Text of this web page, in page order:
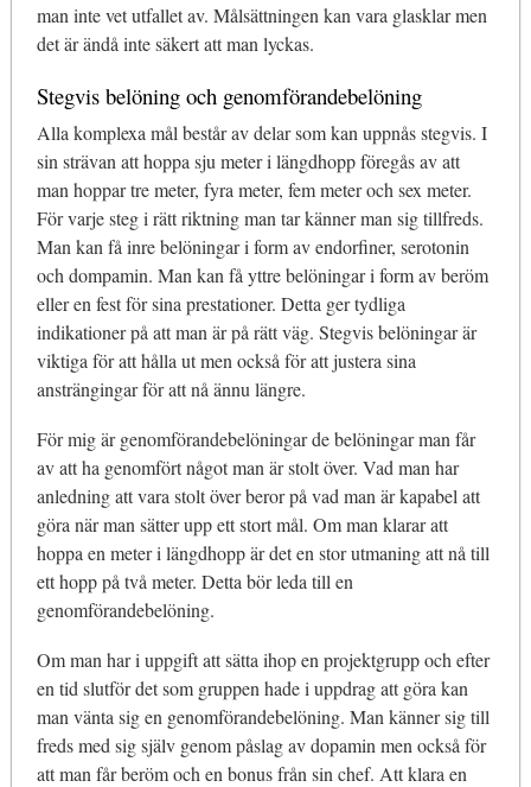
man inte vet utfallet av. Målsättningen kan vara glasklar men
det är ändå inte säkert att man lyckas.
Stegvis belöning och genomförandebelöning
Alla komplexa mål består av delar som kan uppnås stegvis. I
sin strävan att hoppa sju meter i längdhopp föregås av att
man hoppar tre meter, fyra meter, fem meter och sex meter.
För varje steg i rätt riktning man tar känner man sig tillfreds.
Man kan få inre belöningar i form av endorfiner, serotonin
och dompamin. Man kan få yttre belöningar i form av beröm
eller en fest för sina prestationer. Detta ger tydliga
indikationer på att man är på rätt väg. Stegvis belöningar är
viktiga för att hålla ut men också för att justera sina
ansträngingar för att nå ännu längre.
För mig är genomförandebelöningar de belöningar man får
av att ha genomfört något man är stolt över. Vad man har
anledning att vara stolt över beror på vad man är kapabel att
göra när man sätter upp ett stort mål. Om man klarar att
hoppa en meter i längdhopp är det en stor utmaning att nå till
ett hopp på två meter. Detta bör leda till en
genomförandebelöning.
Om man har i uppgift att sätta ihop en projektgrupp och efter
en tid slutför det som gruppen hade i uppdrag att göra kan
man vänta sig en genomförandebelöning. Man känner sig till
freds med sig själv genom påslag av dopamin men också för
att man får beröm och en bonus från sin chef. Att klara en